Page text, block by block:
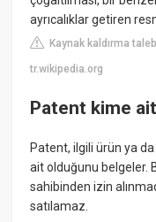
ayrıcalıklar getiren
Kaynak kaldırma
tr.wikipedia.org
Patent kime
Patent, ilgili ürün ya
ait olduğunu belgeler.
sahibinden izin
satılamaz.